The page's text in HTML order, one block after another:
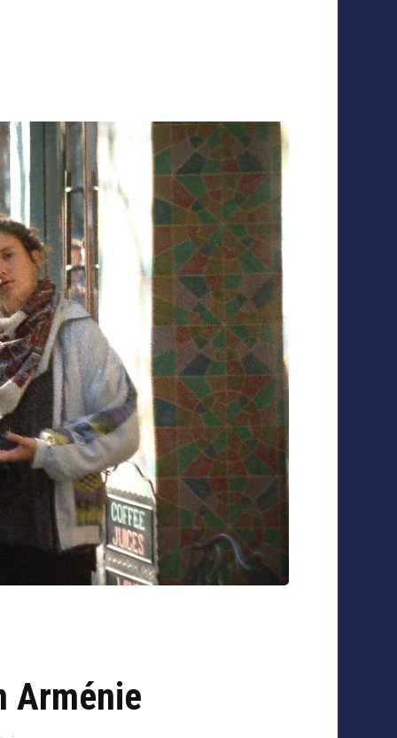
Arménie